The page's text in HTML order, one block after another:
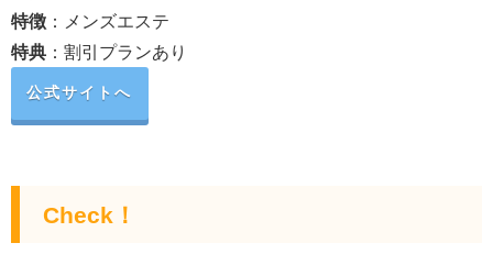
特徴 ：メンズエステ
特典 ：割引プランあり
公式サイトへ
Check！